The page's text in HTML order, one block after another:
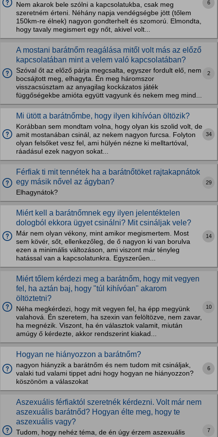
Nem akarok bele szólni a kapcsolatukba, csak meg
szeretném érteni. Néhány napja vendégségbe jött (tőlem
150km-re élnek) nagyon gondterhelt és szomorú. Elmondta,
hogy tavaly megismert egy nőt, akivel volt...
6
A mostani barátnőm reagálása mitől volt más az előző
kapcsolatában mint a velem való kapcsolatában?
Szóval őt az előző párja megcsalta, egyszer fordult elő, nem
bocsájtott meg, elhagyta. Én meg háromszor
visszacsúsztam az anyagilag kockázatos játék
függőségekbe amióta együtt vagyunk és nekem meg mind...
2
Mi ütött a barátnőmbe, hogy ilyen kihívóan öltözik?
Korábban sem mondtam volna, hogy olyan kis szolid volt, de
amit mostanában csinál, az nekem nagyon furcsa. Folyton
olyan felsőket vesz fel, ami hülyén nézne ki melltartóval,
ráadásul ezek nagyon sokat...
34
Férfiak ti mit tennétek ha a barátnőtöket rajtakapnátok
egy másik nővel az ágyban?
Elhagynátok?
29
Miért kell a barátnőmnek egy ilyen jelentéktelen
dologból ekkora ügyet csinálni? Mit csináljak vele?
Már nem olyan vékony, mint amikor megismertem. Most
sem kövér, sőt, ellenkezőleg, de ő nagyon ki van borulva
ezen a minimális változáson, ami viszont már tényleg
hatással van a kapcsolatunkra. Egyszerűen...
14
Miért tőlem kérdezi meg a barátnőm, hogy mit vegyen
fel, ha aztán baj, hogy "túl kihívóan" akarom
öltöztetni?
Néha megkérdezi, hogy mit vegyen fel, ha épp megyünk
valahová. Én szeretem, ha szexin van felöltözve, nem zavar,
ha megnézik. Viszont, ha én választok valamit, miután
amúgy ő kérdezte, akkor rendszerint kiakad...
10
Hogyan ne hiányozzon a barátnőm?
nagyon hiányzik a barátnőm és nem tudom mit csináljak,
valaki tud valami tippet adni hogy hogyan ne hiányozzon?
köszönöm a válaszokat
6
Aszexuális férfiaktól szeretnék kérdezni. Volt már nem
aszexuális barátnőd? Hogyan élte meg, hogy te
aszexuális vagy?
Tudom, hogy nehéz téma, de én úgy érzem aszexuális 7